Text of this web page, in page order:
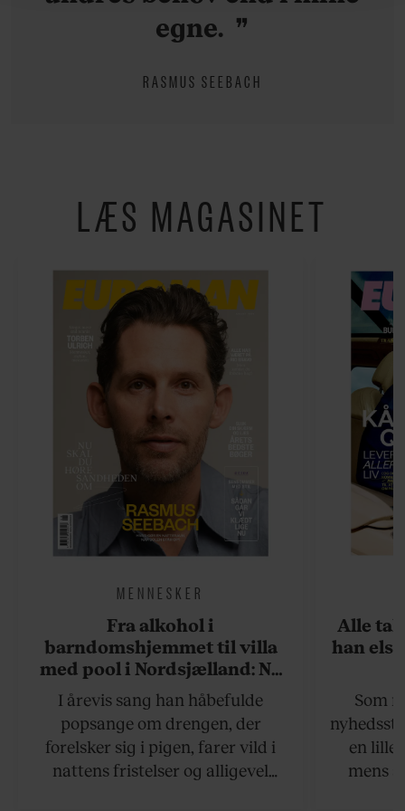
egne.
RASMUS SEEBACH
LÆS MAGASINET
MENNESKER
Fra alkohol i
barndomshjemmet til villa
med pool i Nordsjælland: Nu
skal du høre sandheden om
Rasmus Seebach
I årevis sang han håbefulde
popsange om drengen, der
forelsker sig i pigen, farer vild i
nattens fristelser og alligevel
Alle
han
Som
en lille
mens